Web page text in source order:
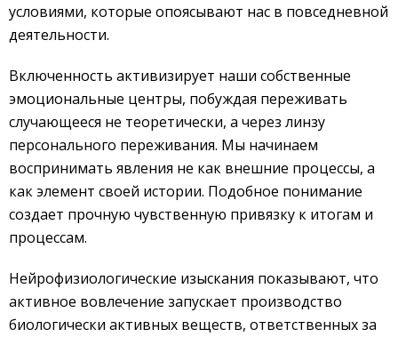
условиями, которые опоясывают нас в повседневной
деятельности.
Включенность активизирует наши собственные
эмоциональные центры, побуждая переживать
случающееся не теоретически, а через линзу
персонального переживания. Мы начинаем
воспринимать явления не как внешние процессы, а
как элемент своей истории. Подобное понимание
создает прочную чувственную привязку к итогам и
процессам.
Нейрофизиологические изыскания показывают, что
активное вовлечение запускает производство
биологически активных веществ, ответственных за